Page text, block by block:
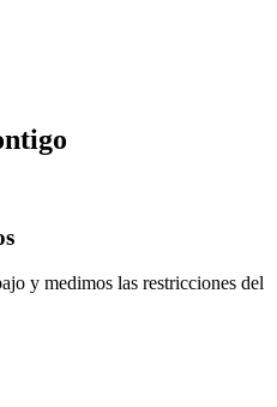
y medimos las restricciones del